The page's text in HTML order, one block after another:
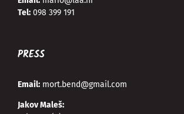
Tel: 098 399 191
PRESS
Email: mort.bend@gmail.com
Jakov Maleš: